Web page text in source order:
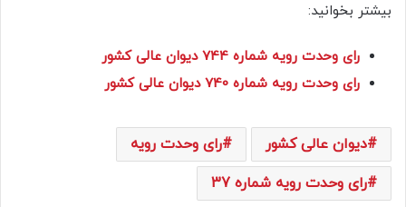
بیشتر بخوانید:
رای وحدت رویه شماره 744 دیوان عالی کشور
رای وحدت رویه شماره 740 دیوان عالی کشور
دیوان عالی کشور
رای وحدت رویه
رای وحدت رویه شماره 37